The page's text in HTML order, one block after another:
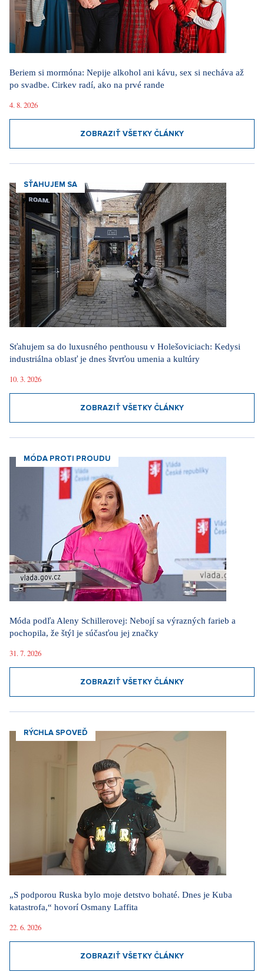
Beriem si mormóna: Nepije alkohol ani kávu, sex si necháva až
po svadbe. Cirkev radí, ako na prvé rande
4. 8. 2026
ZOBRAZIŤ VŠETKY ČLÁNKY
SŤAHUJEM SA
Sťahujem sa do luxusného penthousu v Holešoviciach: Kedysi
industriálna oblasť je dnes štvrťou umenia a kultúry
10. 3. 2026
ZOBRAZIŤ VŠETKY ČLÁNKY
MÓDA PROTI PROUDU
Móda podľa Aleny Schillerovej: Nebojí sa výrazných farieb a
pochopila, že štýl je súčasťou jej značky
31. 7. 2026
ZOBRAZIŤ VŠETKY ČLÁNKY
RÝCHLA SPOVEĎ
„S podporou Ruska bylo moje detstvo bohaté. Dnes je Kuba
katastrofa,“ hovorí Osmany Laffita
22. 6. 2026
ZOBRAZIŤ VŠETKY ČLÁNKY